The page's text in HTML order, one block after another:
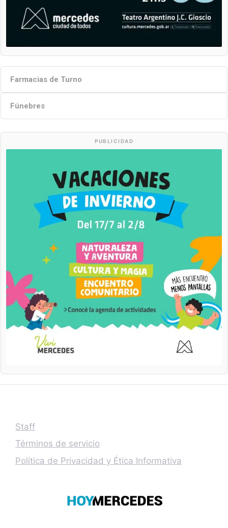
Farmacias de Turno
Fúnebres
PUBLICIDAD
Staff
Términos de servicio
Política de Privacidad y Ética Informativa